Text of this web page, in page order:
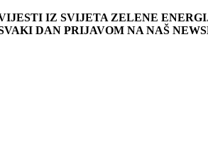
IZ SVIJETA ZELENE
DAN PRIJAVOM NA NAŠ